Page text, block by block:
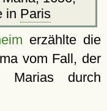
in Paris
erzählte die
vom Fall, der
Marias durch